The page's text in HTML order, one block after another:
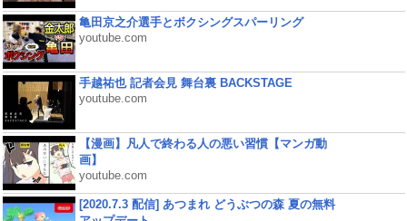
亀田京之介選手とボクシングスパーリング
youtube.com
手越祐也 記者会見 舞台裏 BACKSTAGE
youtube.com
【漫画】凡人で終わる人の悪い習慣【マンガ動
画】
youtube.com
[2020.7.3 配信] あつまれ どうぶつの森 夏の無料